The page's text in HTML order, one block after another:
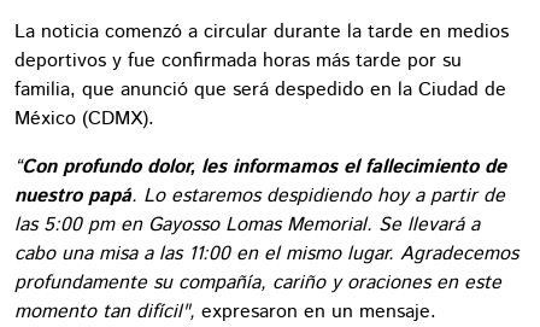
La noticia comenzó a circular durante la tarde en medios
deportivos y fue confirmada horas más tarde por su
familia, que anunció que será despedido en la Ciudad de
México (CDMX).
“Con profundo dolor, les informamos el fallecimiento de
nuestro papá. Lo estaremos despidiendo hoy a partir de
las 5:00 pm en Gayosso Lomas Memorial. Se llevará a
cabo una misa a las 11:00 en el mismo lugar. Agradecemos
profundamente su compañía, cariño y oraciones en este
momento tan difícil", expresaron en un mensaje.